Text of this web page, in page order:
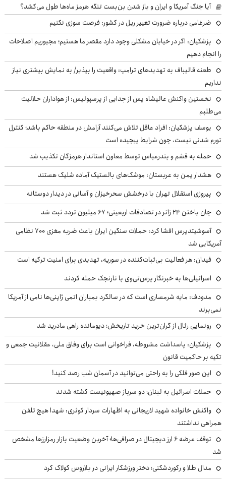
آیا جنگ آمریکا و ایران و باز شدن بن‌بست تنگه هرمز ماه‌ها طول می‌کشد؟
ضرغامی درباره ضرورت تغییر ریل در کشور: فرصت سوزی نکنیم
پزشکیان: اگر در خیابان مشکلی وجود دارد مقصر ما هستیم؛ مجبوریم اصلاحات
را انجام دهیم
طعنه قالیباف به تهدیدهای ترامپ: واقعیت را بپذیر/ به نمایش بیشتری نیاز
نداریم
نخستین واکنش عالیشاه پس از جدایی از پرسپولیس: از هواداران حلالیت
می‌طلبم
یوسف پزشکیان: افراد عاقل تلاش می‌کنند آرامش در منطقه حاکم باشد؛ کنترل
تورم شدنی نیست، چون شرایط پیچیده است
حمله به قشم و بندرعباس توسط معاون استاندار هرمزگان تکذیب شد
هشدار یمن به عربستان: موشک‌های بالستیک آماده شلیک هستند
پیروزی استقلال تهران با درخشش سحرخیزان و آسانی در دیدار دوستانه
جان باختن ۲۴ زائر در تصادفات اربعینی؛ ۶۷ میلیون تردد ثبت شد
آسوشیتدپرس افشا کرد: حملات سنگین ایران باعث ضربه مغزی ۷۰۰ نظامی
آمریکایی شد
فیدان: هر فعالیت بی‌ثبات‌کننده در سوریه، تهدیدی برای امنیت ترکیه است
اسرائیلی‌ها به خبرنگار پرس‌تی‌وی با نارنجک حمله کردند
مدودف: مایه شرمساری است که در سالگرد بمباران اتمی ژاپنی‌ها نامی از آمریکا
نمی‌برند
رونمایی رئال از گران‌ترین خرید تاریخش؛ دیومانده راهی مادرید شد
پزشکیان: پاسداشت مشروطه، فراخوانی است برای وفاق ملی، عقلانیت جمعی و
تکیه بر حاکمیت قانون
این صور فلکی را به راحتی می‌توانید در آسمان شب رصد کنید!
حملات اسرائیل به لبنان؛ دو سرباز صهیونیست کشته شدند
واکنش خانواده شهید لاریجانی به اظهارات سردار کوثری: شهدا هیچ تلفن
همراهی نداشتند
توقف عرضه ۶ ارز دیجیتال در صرافی‌ها؛ آخرین وضعیت بازار رمزارزها مشخص
شد
مدال طلا و رکوردشکنی؛ دختر ورزشکار ایرانی در بلاروس کولاک کرد